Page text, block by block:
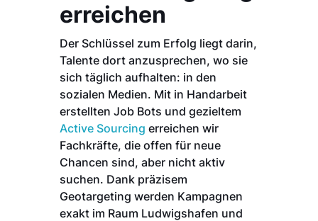
erreichen
Der Schlüssel zum Erfolg liegt darin,
Talente dort anzusprechen, wo sie
sich täglich aufhalten: in den
sozialen Medien. Mit in Handarbeit
erstellten Job Bots und gezieltem
Active Sourcing erreichen wir
Fachkräfte, die offen für neue
Chancen sind, aber nicht aktiv
suchen. Dank präzisem
Geotargeting werden Kampagnen
exakt im Raum Ludwigshafen und